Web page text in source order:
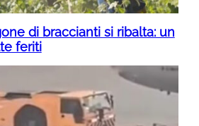
di braccianti si ribalta: un
feriti